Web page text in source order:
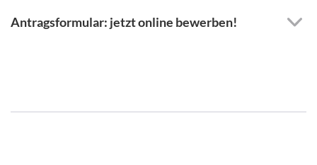
Antragsformular: jetzt online bewerben!